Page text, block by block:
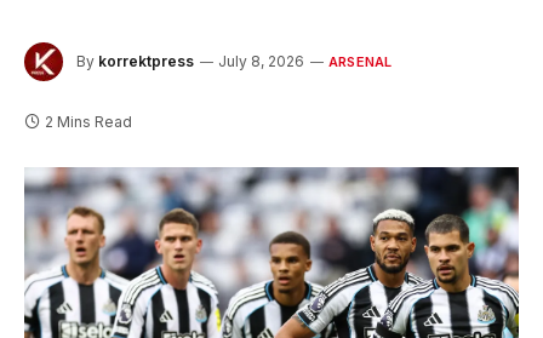
By korrektpress July 8, 2026 ARSENAL
2 Mins Read